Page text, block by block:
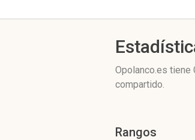
Opolanco.es tiene
compartido.
Rangos